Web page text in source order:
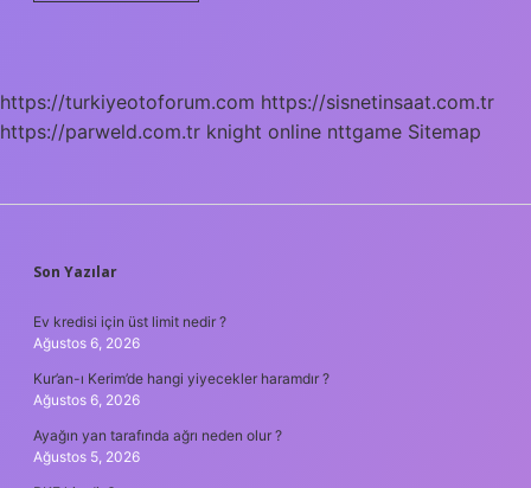
https://turkiyeotoforum.com https://sisnetinsaat.com.tr
https://parweld.com.tr knight online nttgame Sitemap
SIDEBAR
Son Yazılar
Ev kredisi için üst limit nedir ?
Ağustos 6, 2026
Kur’an-ı Kerim’de hangi yiyecekler haramdır ?
Ağustos 6, 2026
Ayağın yan tarafında ağrı neden olur ?
Ağustos 5, 2026